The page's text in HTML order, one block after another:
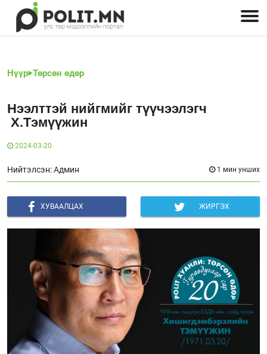
Нүүр Төрсөн өдөр
Нээлттэй нийгмийг түүчээлэгч
Х.Тэмүүжин
2024-03-20
Нийтэлсэн: Админ 1 мин унших
ХУВААЛЦАХ ЖИРГЭХ